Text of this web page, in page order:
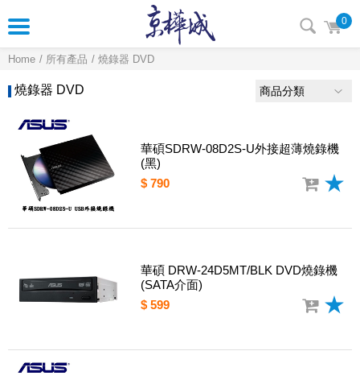
0
Home 所有產品 燒錄器 DVD
燒錄器 DVD 商品分類
華碩SDRW-08D2S-U外接超薄燒錄機
(黑)
$ 790
華碩 DRW-24D5MT/BLK DVD燒錄機
(SATA介面)
$ 599